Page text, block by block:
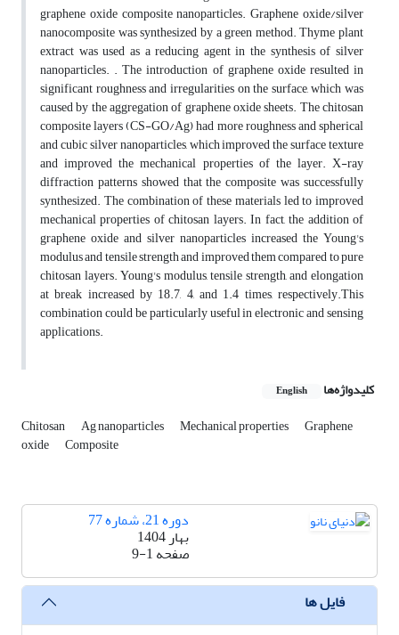
graphene oxide composite nanoparticles. Graphene oxide/silver
nanocomposite was synthesized by a green method. Thyme plant
extract was used as a reducing agent in the synthesis of silver
nanoparticles. . The introduction of graphene oxide resulted in
significant roughness and irregularities on the surface, which was
caused by the aggregation of graphene oxide sheets. The chitosan
composite layers (CS-GO/Ag) had more roughness and spherical
and cubic silver nanoparticles, which improved the surface texture
and improved the mechanical properties of the layer. X-ray
diffraction patterns showed that the composite was successfully
synthesized. The combination of these materials led to improved
mechanical properties of chitosan layers. In fact, the addition of
graphene oxide and silver nanoparticles increased the Young's
modulus and tensile strength and improved them compared to pure
chitosan layers. Young's modulus, tensile strength, and elongation
at break increased by 18.7, 4, and 1.4 times, respectively.This
combination could be particularly useful in electronic and sensing
applications.
کلیدواژه‌ها English
Chitosan Ag nanoparticles Mechanical properties Graphene
oxide Composite
دوره 21، شماره 77
بهار 1404
صفحه9-1
فایل ها